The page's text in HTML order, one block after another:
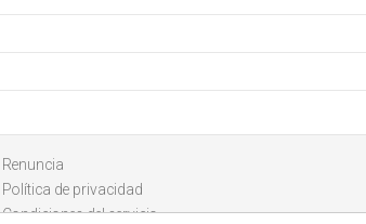
Renuncia
Política de privacidad
Condiciones del servicio